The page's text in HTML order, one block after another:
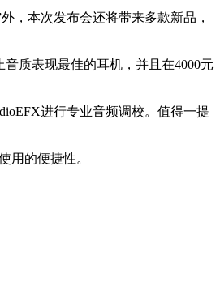
，本次发布会还将带来多款新品，
质表现最佳的耳机，并且在4000元
进行专业音频调校。值得一提
用的便捷性。